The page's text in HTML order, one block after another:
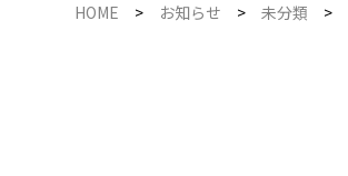
HOME > お知らせ >未分類 >